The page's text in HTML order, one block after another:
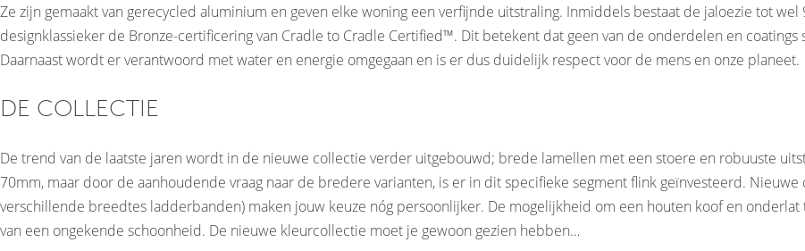
Ze zijn gemaakt van gerecycled aluminium en geven elke woning een verfijnde uitstraling. Inmiddels bestaat de jaloezie tot
designklassieker de Bronze-certificering van Cradle to Cradle Certified™. Dit betekent dat geen van de onderdelen en
Daarnaast wordt er verantwoord met water en energie omgegaan en is er dus duidelijk respect voor de mens en onze planeet.
DE COLLECTIE
De trend van de laatste jaren wordt in de nieuwe collectie verder uitgebouwd; brede lamellen met een stoere en robuuste
70mm, maar door de aanhoudende vraag naar de bredere varianten, is er in dit specifieke segment flink geïnvesteerd.
verschillende breedtes ladderbanden) maken jouw keuze nóg persoonlijker. De mogelijkheid om een houten koof en
van een ongekende schoonheid. De nieuwe kleurcollectie moet je gewoon gezien hebben…